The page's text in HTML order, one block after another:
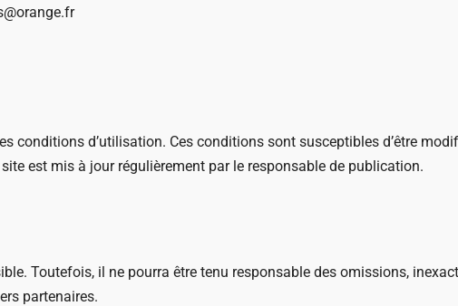
conditions d’utilisation. Ces conditions sont susceptibles d’être
est mis à jour régulièrement par le responsable de publication.
Toutefois, il ne pourra être tenu responsable des omissions,
partenaires.